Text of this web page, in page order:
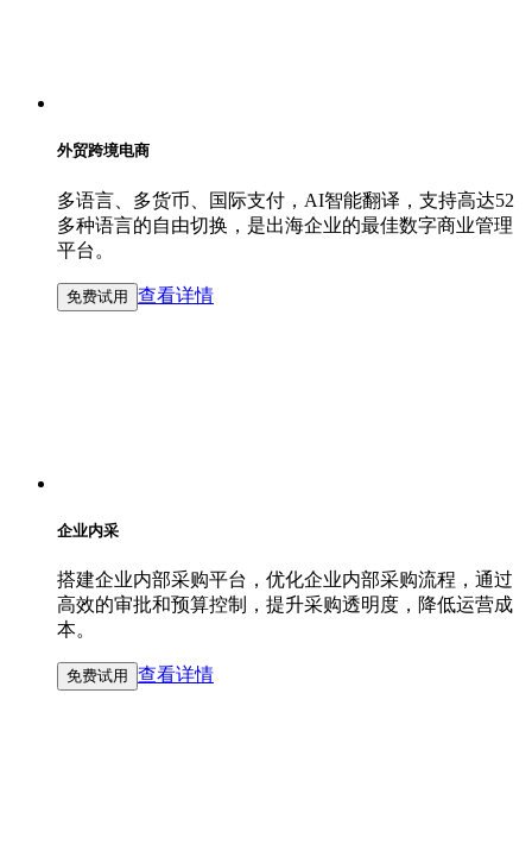
外贸跨境电商
多语言、多货币、国际支付，AI智能翻译，支持高达52
多种语言的自由切换，是出海企业的最佳数字商业管理
平台。
免费试用 查看详情
企业内采
搭建企业内部采购平台，优化企业内部采购流程，通过
高效的审批和预算控制，提升采购透明度，降低运营成
本。
免费试用 查看详情